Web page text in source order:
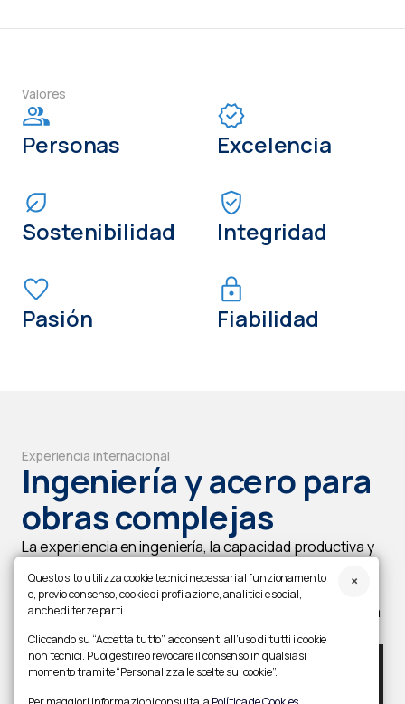
Valores
Personas Excelencia
Sostenibilidad Integridad
Pasión Fiabilidad
Experiencia internacional
Ingeniería y acero para
obras complejas
La experiencia en ingeniería, la capacidad productiva y
obras icónicas e infraestructuras complejas,
diseñadas para perdurar en el tiempo y dejar una huella
en el territorio.
Questo sito utilizza cookie tecnici necessari al funzionamento
e, previo consenso, cookie di profilazione, analitici e social,
anche di terze parti.
Cliccando su “Accetta tutto”, acconsenti all’uso di tutti i cookie
non tecnici. Puoi gestire o revocare il consenso in qualsiasi
momento tramite “Personalizza le scelte sui cookie”.